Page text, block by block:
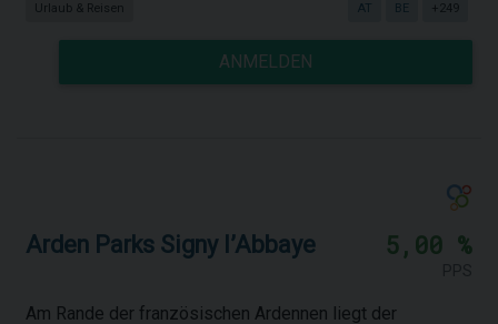
Urlaub & Reisen AT BE +249
ANMELDEN
Arden Parks Signy l’Abbaye 5,00 %
Am Rande der französischen Ardennen liegt der